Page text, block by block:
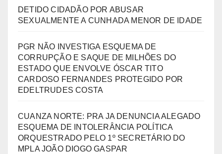
DETIDO CIDADÃO POR ABUSAR
SEXUALMENTE A CUNHADA MENOR DE IDADE
PGR NÃO INVESTIGA ESQUEMA DE
CORRUPÇÃO E SAQUE DE MILHÕES DO
ESTADO QUE ENVOLVE ÓSCAR TITO
CARDOSO FERNANDES PROTEGIDO POR
EDELTRUDES COSTA
CUANZA NORTE: PRA JA DENUNCIA ALEGADO
ESQUEMA DE INTOLERÂNCIA POLÍTICA
ORQUESTRADO PELO 1º SECRETÁRIO DO
MPLA JOÃO DIOGO GASPAR